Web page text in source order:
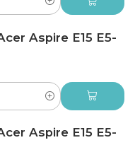
Aspire E15 E5-
Aspire E15 E5-